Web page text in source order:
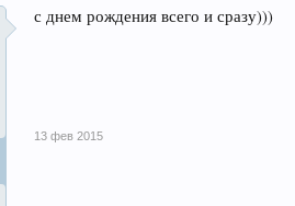
с днем рождения всего и сразу)))
13 фев 2015